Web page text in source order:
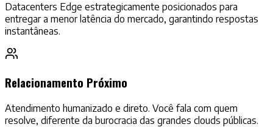
Datacenters Edge estrategicamente posicionados para
entregar a menor latência do mercado, garantindo respostas
instantâneas.
Relacionamento Próximo
Atendimento humanizado e direto. Você fala com quem
resolve, diferente da burocracia das grandes clouds públicas.